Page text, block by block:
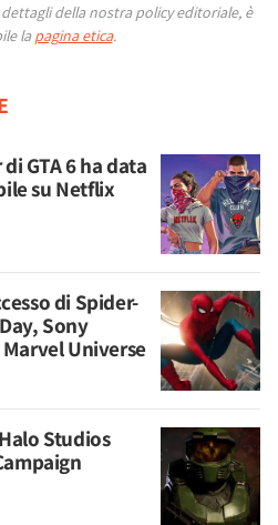
della nostra policy editoriale, è
la pagina etica.
GTA 6 ha data
su Netflix
di Spider-
Sony
Universe
Studios